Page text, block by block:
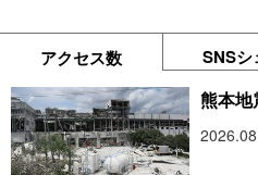
アクセス数 SNSシ
熊本地